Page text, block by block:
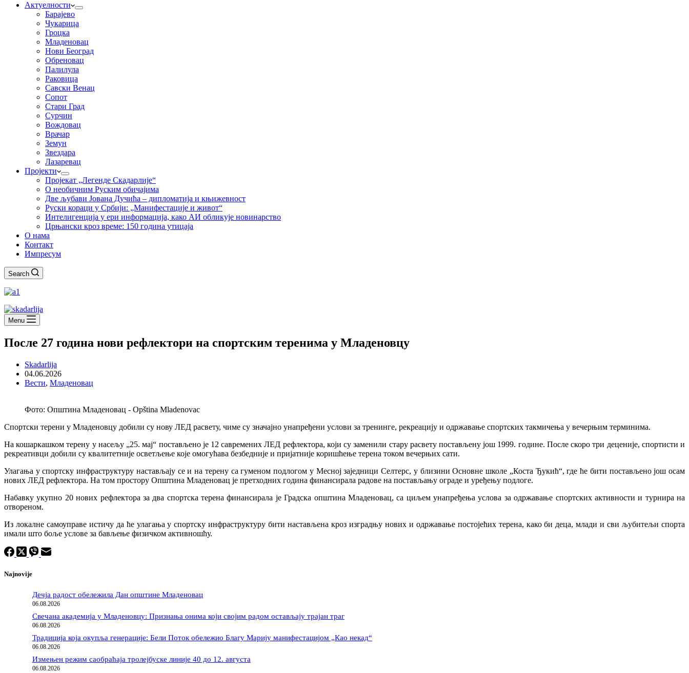
Актуелности
Барајево
Чукарица
Гроцка
Младеновац
Нови Београд
Обреновац
Палилула
Раковица
Савски Венац
Сопот
Стари Град
Сурчин
Вождовац
Врачар
Земун
Звездара
Лазаревац
Пројекти
Пројекат „Легенде Скадарлије“
О необичним Руским обичајима
Две љубави Јована Дучића – дипломатија и књижевност
Руски кораци у Србији: „Манифестације и живот“
Интелигенција у ери информација, како АИ обликује новинарство
Црњански кроз време: 150 година утицаја
О нама
Контакт
Импресум
Search
Menu
После 27 година нови рефлектори на спортским теренима у Младеновцу
Skadarlija
04.06.2026
Вести, Младеновац
Фото: Општина Младеновац - Opština Mladenovac
Спортски терени у Младеновцу добили су нову ЛЕД расвету, чиме су значајно унапређени услови за тренинге, рекреацију и одржавање спортских такмичења у вечерњим терминима.
На кошаркашком терену у насељу „25. мај“ постављено је 12 савремених ЛЕД рефлектора, који су заменили стару расвету постављену још 1999. године. После скоро три деценије, спортисти и
рекреативци добили су квалитетније осветљење које омогућава безбедније и пријатније коришћење терена током вечерњих сати.
Улагања у спортску инфраструктуру настављају се и на терену са гуменом подлогом у Месној заједници Селтерс, у близини Основне школе „Коста Ђукић“, где ће бити постављено још осам
нових ЛЕД рефлектора. На том простору Општина Младеновац је претходних година финансирала радове на постављању ограде и уређењу подлоге.
Набавку укупно 20 нових рефлектора за два спортска терена финансирала је Градска општина Младеновац, са циљем унапређења услова за одржавање спортских активности и турнира на
отвореном.
Из локалне самоуправе истичу да ће улагања у спортску инфраструктуру бити настављена кроз изградњу нових и одржавање постојећих терена, како би деца, млади и сви љубитељи спорта
имали што боље услове за бављење физичком активношћу.
Najnovije
Дечја радост обележила Дан општине Младеновац
06.08.2026
Свечана академија у Младеновцу: Признања онима који својим радом остављају трајан траг
06.08.2026
Традиција која окупља генерације: Бели Поток обележио Благу Марију манифестацијом „Као некад“
06.08.2026
Измењен режим саобраћаја тролејбуске линије 40 до 12. августа
06.08.2026